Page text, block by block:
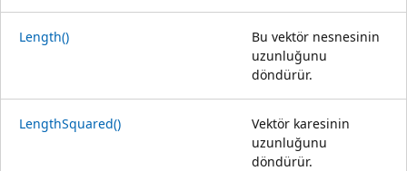
Length()
Bu vektör nesnesinin
uzunluğunu
döndürür.
LengthSquared()
Vektör karesinin
uzunluğunu
döndürür.